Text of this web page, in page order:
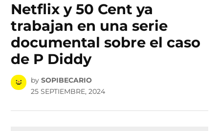
Netflix y 50 Cent ya
trabajan en una serie
documental sobre el caso
de P Diddy
by SOPIBECARIO
25 SEPTIEMBRE, 2024